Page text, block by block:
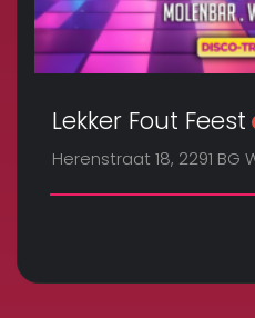
Lekker Fout Feest
Herenstraat 18, 2291 BG